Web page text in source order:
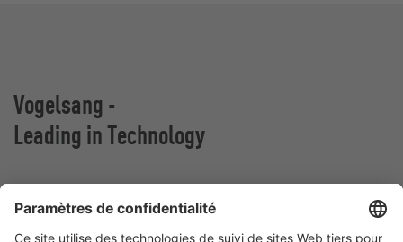
Vogelsang -
Leading in Technology
VOGELSANG BELGIUM N.V.